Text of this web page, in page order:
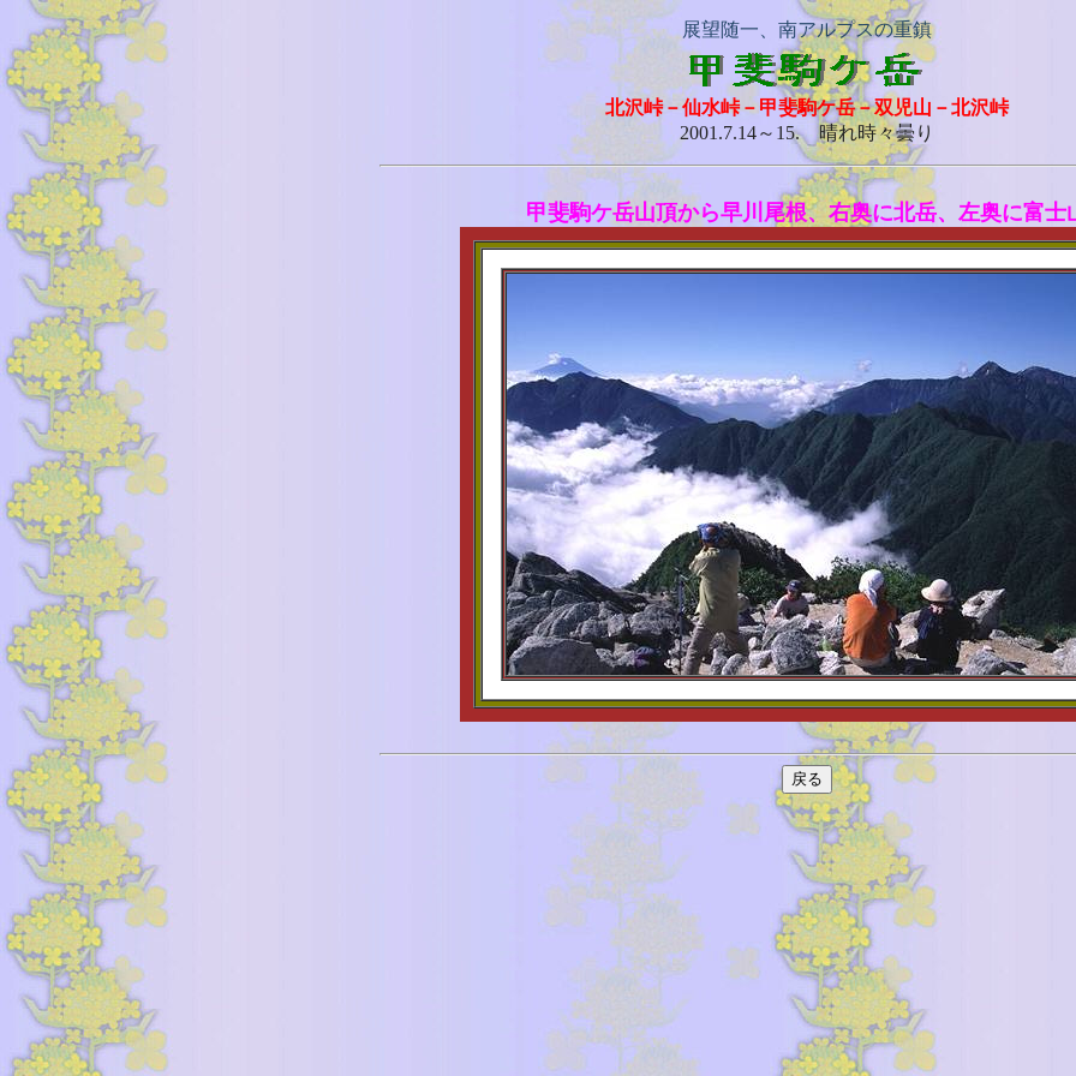
展望随一、南アルプスの重鎮
北沢峠－仙水峠－甲斐駒ケ岳－双児山－北沢峠
2001.7.14～15. 晴れ時々曇り
甲斐駒ケ岳山頂から早川尾根、右奥に北岳、左奥に富士